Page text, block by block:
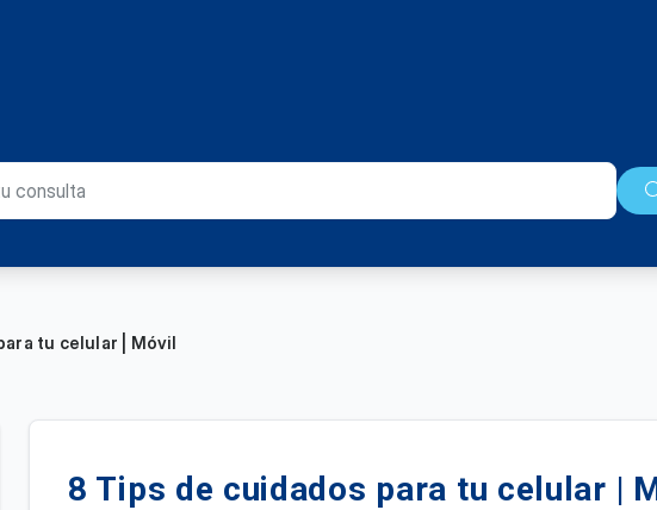
tu celular | Móvil
8 Tips de cuidados para tu celular |